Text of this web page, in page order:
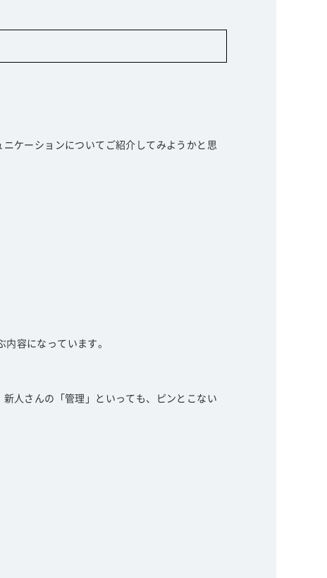
ケーションについてご紹介してみようかと思
容になっています。
人さんの「管理」といっても、ピンとこない